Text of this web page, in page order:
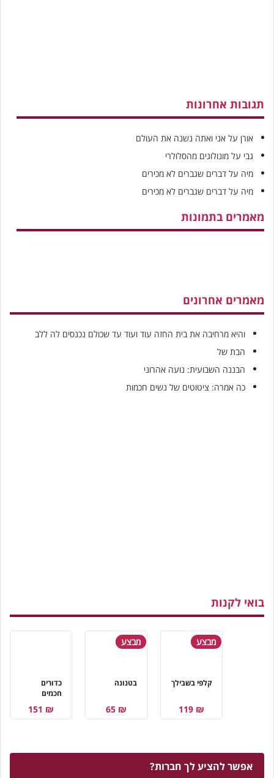
מאמרים אחרונים
והיא מרחיבה את בית החזה עוד ועוד עד שכולם נכנסים לה ללב
הבת של
הבננה השבועית: נועה אהרוני
כה אמרה: ציטוטים של נשים חכמות
בואי לקנות
כדורים
חכמים
₪ 151
מבצע
בטנונה
₪ 65
מבצע
קלפי בשבילך
₪ 119
אפשר להציע לך חברות?
תגובות אחרונות
אורן על אני ואתה נשנה את העולם
גבי על מונולוגים מהסלולרי
מיה על דברים שגברים לא מכירים
מיה על דברים שגברים לא מכירים
מאמרים בתמונות